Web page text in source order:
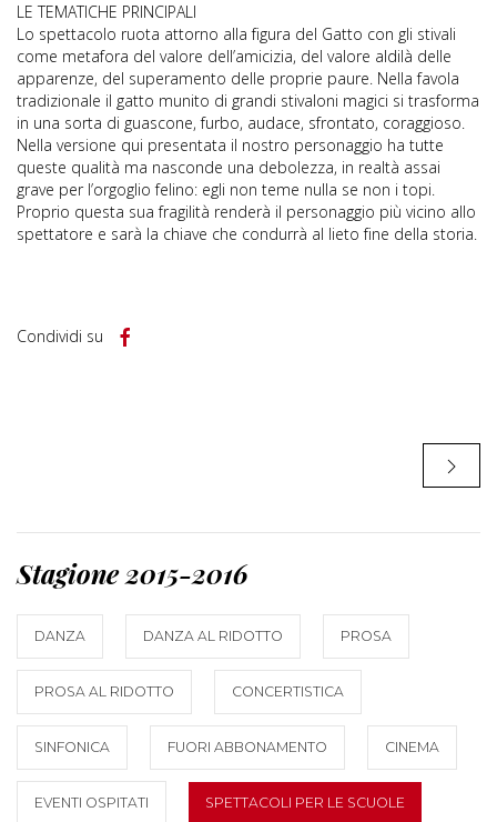
LE TEMATICHE PRINCIPALI
Lo spettacolo ruota attorno alla figura del Gatto con gli stivali
come metafora del valore dell’amicizia, del valore aldilà delle
apparenze, del superamento delle proprie paure. Nella favola
tradizionale il gatto munito di grandi stivaloni magici si trasforma
in una sorta di guascone, furbo, audace, sfrontato, coraggioso.
Nella versione qui presentata il nostro personaggio ha tutte
queste qualità ma nasconde una debolezza, in realtà assai
grave per l’orgoglio felino: egli non teme nulla se non i topi.
Proprio questa sua fragilità renderà il personaggio più vicino allo
spettatore e sarà la chiave che condurrà al lieto fine della storia.
Condividi su
Stagione 2015-2016
DANZA DANZA AL RIDOTTO PROSA
PROSA AL RIDOTTO CONCERTISTICA
SINFONICA FUORI ABBONAMENTO CINEMA
EVENTI OSPITATI SPETTACOLI PER LE SCUOLE